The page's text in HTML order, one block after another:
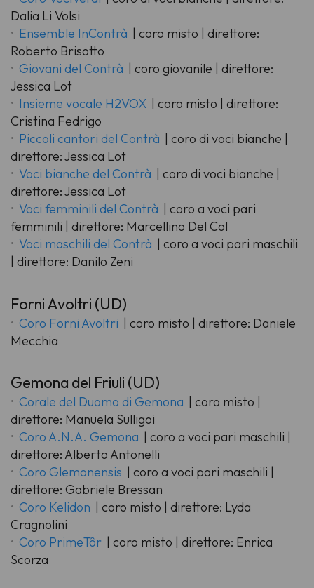
Dalia Li Volsi
Ensemble InContrà | coro misto | direttore:
Roberto Brisotto
Giovani del Contrà | coro giovanile | direttore:
Jessica Lot
Insieme vocale H2VOX | coro misto | direttore:
Cristina Fedrigo
Piccoli cantori del Contrà | coro di voci bianche |
direttore: Jessica Lot
Voci bianche del Contrà | coro di voci bianche |
direttore: Jessica Lot
Voci femminili del Contrà | coro a voci pari
femminili | direttore: Marcellino Del Col
Voci maschili del Contrà | coro a voci pari maschili
| direttore: Danilo Zeni
Forni Avoltri (UD)
Coro Forni Avoltri | coro misto | direttore: Daniele
Mecchia
Gemona del Friuli (UD)
Corale del Duomo di Gemona | coro misto |
direttore: Manuela Sulligoi
Coro A.N.A. Gemona | coro a voci pari maschili |
direttore: Alberto Antonelli
Coro Glemonensis | coro a voci pari maschili |
direttore: Gabriele Bressan
Coro Kelidon | coro misto | direttore: Lyda
Cragnolini
Coro PrimeTôr | coro misto | direttore: Enrica
Scorza